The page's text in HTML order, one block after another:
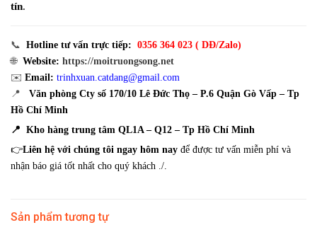
tín.
📞 Hotline tư vấn trực tiếp: 0356 364 023 ( DĐ/Zalo)
🌐 Website: https://moitruongsong.net
✉️ Email: trinhxuan.catdang@gmail.com
📍
Văn phòng Cty số 170/10 Lê Đức Thọ – P.6 Quận Gò Vấp – Tp
Hồ Chí Minh
📍 Kho hàng trung tâm QL1A – Q12 – Tp Hồ Chí Minh
👉Liên hệ với chúng tôi ngay hôm nay để được tư vấn miễn phí và
nhận báo giá tốt nhất cho quý khách ./.
Sản phẩm tương tự